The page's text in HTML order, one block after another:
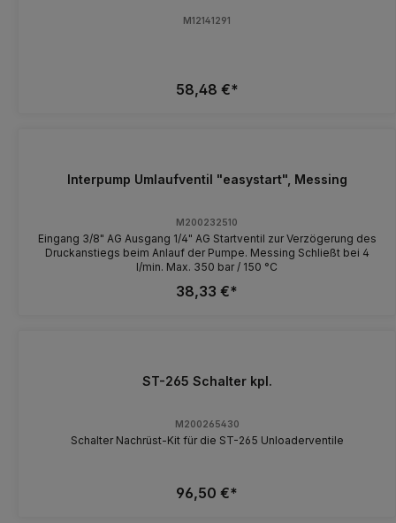
M12141291
58,48 €*
Interpump Umlaufventil "easystart", Messing
M200232510
Eingang 3/8" AG Ausgang 1/4" AG Startventil zur Verzögerung des
Druckanstiegs beim Anlauf der Pumpe. Messing Schließt bei 4
l/min. Max. 350 bar / 150 °C
38,33 €*
ST-265 Schalter kpl.
M200265430
Schalter Nachrüst-Kit für die ST-265 Unloaderventile
96,50 €*